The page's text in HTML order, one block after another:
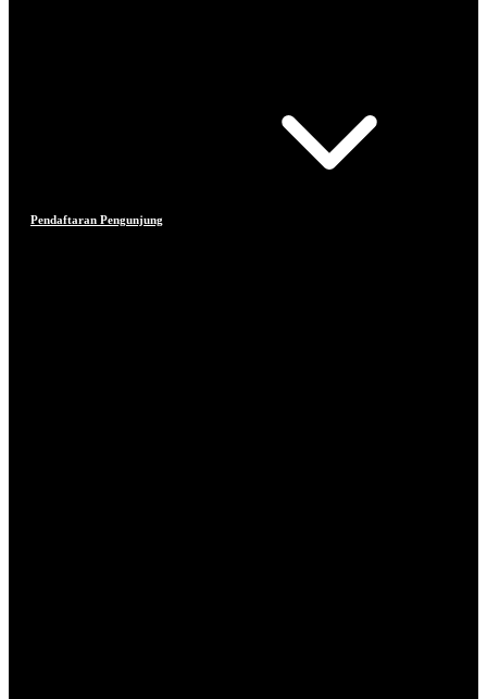
Pendaftaran Pengunjung